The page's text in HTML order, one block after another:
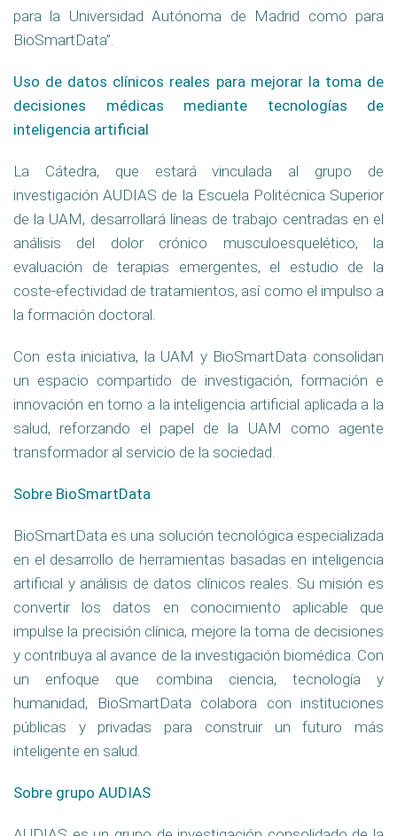
para la Universidad Autónoma de Madrid como para
BioSmartData”.
Uso de datos clínicos reales para mejorar la toma de
decisiones médicas mediante tecnologías de
inteligencia artificial
La Cátedra, que estará vinculada al grupo de
investigación AUDIAS de la Escuela Politécnica Superior
de la UAM, desarrollará líneas de trabajo centradas en el
análisis del dolor crónico musculoesquelético, la
evaluación de terapias emergentes, el estudio de la
coste-efectividad de tratamientos, así como el impulso a
la formación doctoral.
Con esta iniciativa, la UAM y BioSmartData consolidan
un espacio compartido de investigación, formación e
innovación en torno a la inteligencia artificial aplicada a la
salud, reforzando el papel de la UAM como agente
transformador al servicio de la sociedad.
Sobre BioSmartData
BioSmartData es una solución tecnológica especializada
en el desarrollo de herramientas basadas en inteligencia
artificial y análisis de datos clínicos reales. Su misión es
convertir los datos en conocimiento aplicable que
impulse la precisión clínica, mejore la toma de decisiones
y contribuya al avance de la investigación biomédica. Con
un enfoque que combina ciencia, tecnología y
humanidad, BioSmartData colabora con instituciones
públicas y privadas para construir un futuro más
inteligente en salud.
Sobre grupo AUDIAS